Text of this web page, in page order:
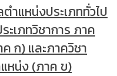
ำแหน่งประเภททั่วไป
เภทวิชาการ ภาค
ก) และภาควิชา
หน่ง (ภาค ข)